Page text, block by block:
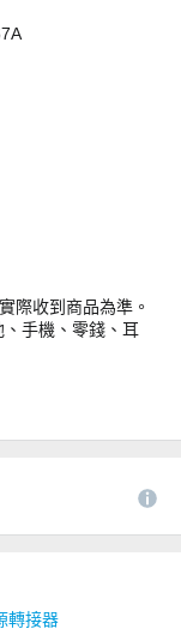
際收到商品為準。
手機、零錢、耳
轉接器